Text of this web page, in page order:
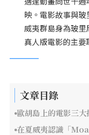
映。電影故事與
威夷群島身為玻
真人版電影的主要
文章目錄
歐胡島上的電影三大
在夏威夷認識「